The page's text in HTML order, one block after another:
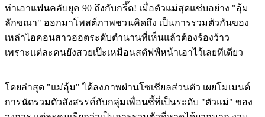
ทำเอาแฟนคลับยุค 90 ถึงกับกรี๊ด! เมื่อตัวแม่สุดแซ่บอย่าง "อุ้ม
ลักขณา" ออกมาโพสต์ภาพชวนคิดถึง เป็นการรวมตัวกันของ
เหล่าไอคอนสาวฮอตระดับตำนานที่เห็นแล้วต้องร้องว้าว
เพราะแต่ละคนยังสวยเป๊ะเหมือนสตัฟฟ์หน้าเอาไว้เลยทีเดียว
โดยล่าสุด "แม่อุ้ม" ได้ลงภาพผ่านโซเชียลส่วนตัว เผยโมเมนต์
การนัดรวมตัวสังสรรค์กับกลุ่มเพื่อนซี้ที่เป็นระดับ "ตัวแม่" ของ